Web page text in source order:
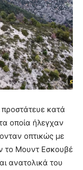
κατά
οποία ήλεγχαν
οπτικώς με
το Μουντ Εσκουβέ
ανατολικά του